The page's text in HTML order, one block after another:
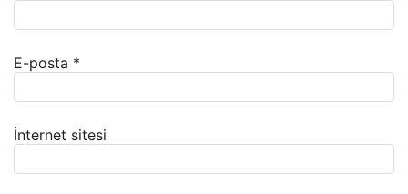
E-posta *
İnternet sitesi